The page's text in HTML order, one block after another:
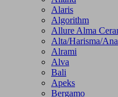
Alaris
Algorithm
Allure Alma
Alta/Harisma/
Alrami
Alva
Bali
Apeks
Bergamo